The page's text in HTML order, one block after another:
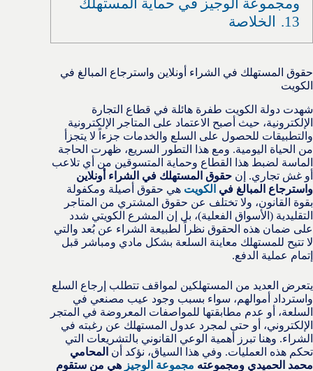
ومجموعة الوجيز في حماية المستهلك
13.
الخلاصة
حقوق المستهلك في الشراء أونلاين واسترجاع المبالغ في
الكويت
شهدت دولة الكويت طفرة هائلة في قطاع التجارة
الإلكترونية، حيث أصبح الاعتماد على المتاجر الإلكترونية
والتطبيقات للحصول على السلع والخدمات جزءاً لا يتجزأ
من الحياة اليومية. ومع هذا التطور السريع، ظهرت الحاجة
الماسة لضبط هذا القطاع وحماية المتسوقين من أي تلاعب
أو غش تجاري. إن حقوق المستهلك في الشراء أونلاين
واسترجاع المبالغ في الكويت هي حقوق أصيلة ومكفولة
بقوة القانون، ولا تختلف عن حقوق المشتري من المتاجر
التقليدية (الأسواق الفعلية)، بل إن المشرع الكويتي شدد
على ضمان هذه الحقوق نظراً لطبيعة الشراء عن بُعد والتي
لا تتيح للمستهلك معاينة السلعة بشكل مادي ومباشر قبل
إتمام عملية الدفع.
يتعرض العديد من المستهلكين لمواقف تتطلب إرجاع السلع
واسترداد أموالهم، سواء بسبب وجود عيب مصنعي في
السلعة، أو عدم مطابقتها للمواصفات المعروضة في المتجر
الإلكتروني، أو حتى لمجرد عدول المستهلك عن رغبته في
الشراء. وهنا تبرز أهمية الوعي القانوني بالتشريعات التي
تحكم هذه العمليات. وفي هذا السياق، نؤكد أن المحامي
محمد الحميدي ومجموعته مجموعة الوجيز هي من ستقوم